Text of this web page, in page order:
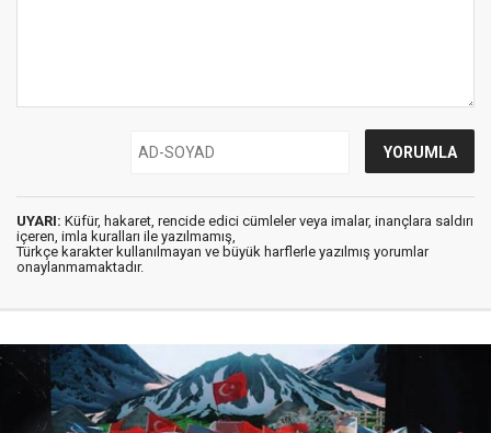
UYARI: Küfür, hakaret, rencide edici cümleler veya imalar, inançlara saldırı
içeren, imla kuralları ile yazılmamış,
Türkçe karakter kullanılmayan ve büyük harflerle yazılmış yorumlar
onaylanmamaktadır.